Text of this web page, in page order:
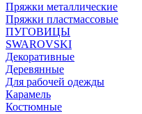
Пряжки металлические
Пряжки пластмассовые
ПУГОВИЦЫ
SWAROVSKI
Декоративные
Деревянные
Для рабочей одежды
Карамель
Костюмные